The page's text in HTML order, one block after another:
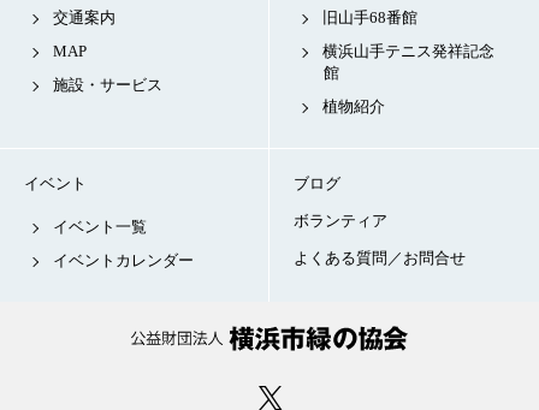
交通案内
MAP
施設・サービス
旧山手68番館
横浜山手テニス発祥記念
館
植物紹介
イベント
イベント一覧
イベントカレンダー
ブログ
ボランティア
よくある質問／お問合せ